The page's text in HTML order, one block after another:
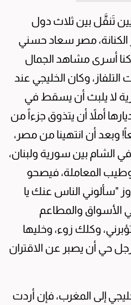
تَنقَّل بين ثلاث دول
الكنانة، مصر سعاد حسني
أسرى مشاهد الجمال
وكان الخليجي عند
لا يلبث أن يسقط في
أملاً أن يتذوق جزءاً من
وبعد أن انتهينا من مصر،
الشام بين سورية ولبنان،
المعاملة، فيصحو
"سألوني الناس عنك يا
الأسواق والمطاعم
وكلك زوء، وخليها
حي أن يصبر عن الاقتران
إلى المغرب، فإن أردت